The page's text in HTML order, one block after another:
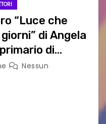
“Luce che
di Angela
di
Nessun